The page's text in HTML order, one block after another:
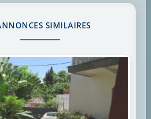
SIMILAIRES